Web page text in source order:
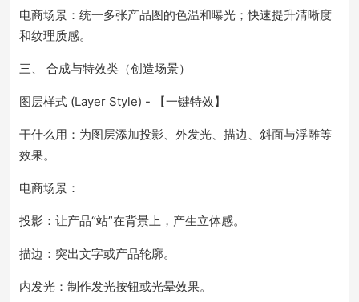
电商场景：统一多张产品图的色温和曝光；快速提升清晰度
和纹理质感。
三、 合成与特效类（创造场景）
图层样式 (Layer Style) - 【一键特效】
干什么用：为图层添加投影、外发光、描边、斜面与浮雕等
效果。
电商场景：
投影：让产品“站”在背景上，产生立体感。
描边：突出文字或产品轮廓。
内发光：制作发光按钮或光晕效果。